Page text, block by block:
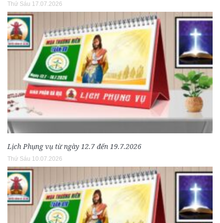
Thứ Sáu 17.07.2026
Lịch Phụng vụ từ ngày 12.7 đến 19.7.2026
Thứ Sáu 10.07.2026